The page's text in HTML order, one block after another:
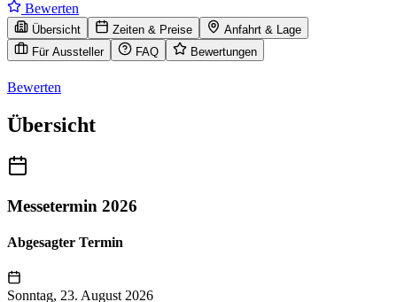
Bewerten
Übersicht Zeiten & Preise
Anfahrt & Lage
Für Aussteller
FAQ Bewertungen
Bewerten
Übersicht
Messetermin 2026
Abgesagter Termin
Sonntag, 23. August 2026